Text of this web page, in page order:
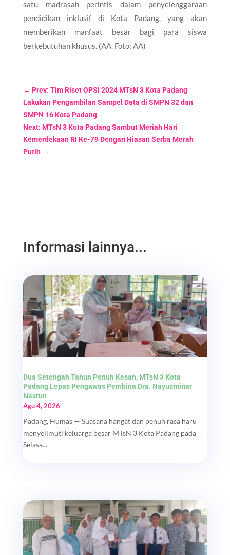
satu madrasah perintis dalam penyelenggaraan
pendidikan inklusif di Kota Padang, yang akan
memberikan manfaat besar bagi para siswa
berkebutuhan khusus. (AA. Foto: AA)
← Prev: Tim Riset OPSI 2024 MTsN 3 Kota Padang
Lakukan Pengambilan Sampel Data di SMPN 32 dan
SMPN 16 Kota Padang
Next: MTsN 3 Kota Padang Sambut Meriah Hari
Kemerdekaan RI Ke-79 Dengan Hiasan Serba Merah
Putih→
Informasi lainnya...
Dua Setengah Tahun Penuh Kesan, MTsN 3 Kota
Padang Lepas Pengawas Pembina Dra. Nayusminar
Nasrun
Agu 4, 2026
Padang, Humas — Suasana hangat dan penuh rasa haru
menyelimuti keluarga besar MTsN 3 Kota Padang pada
Selasa...